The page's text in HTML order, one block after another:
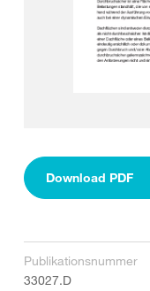
Download PDF
Publikationsnummer
33027.D